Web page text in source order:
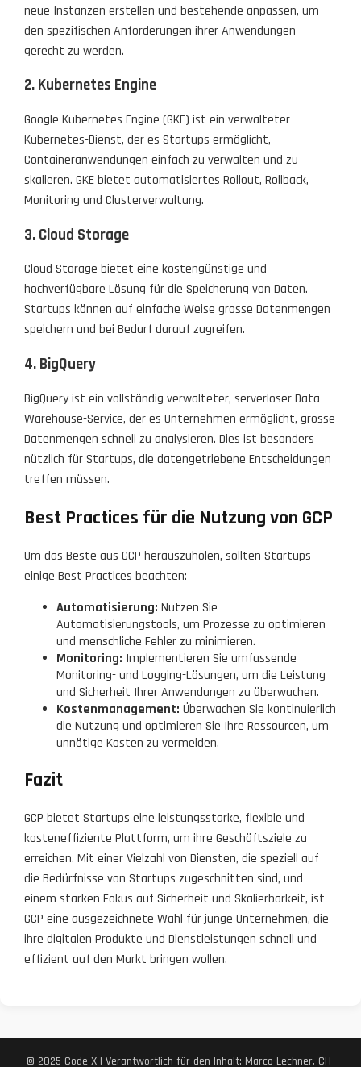
neue Instanzen erstellen und bestehende anpassen, um
den spezifischen Anforderungen ihrer Anwendungen
gerecht zu werden.
2. Kubernetes Engine
Google Kubernetes Engine (GKE) ist ein verwalteter
Kubernetes-Dienst, der es Startups ermöglicht,
Containeranwendungen einfach zu verwalten und zu
skalieren. GKE bietet automatisiertes Rollout, Rollback,
Monitoring und Clusterverwaltung.
3. Cloud Storage
Cloud Storage bietet eine kostengünstige und
hochverfügbare Lösung für die Speicherung von Daten.
Startups können auf einfache Weise grosse Datenmengen
speichern und bei Bedarf darauf zugreifen.
4. BigQuery
BigQuery ist ein vollständig verwalteter, serverloser Data
Warehouse-Service, der es Unternehmen ermöglicht, grosse
Datenmengen schnell zu analysieren. Dies ist besonders
nützlich für Startups, die datengetriebene Entscheidungen
treffen müssen.
Best Practices für die Nutzung von GCP
Um das Beste aus GCP herauszuholen, sollten Startups
einige Best Practices beachten:
Automatisierung: Nutzen Sie
Automatisierungstools, um Prozesse zu optimieren
und menschliche Fehler zu minimieren.
Monitoring: Implementieren Sie umfassende
Monitoring- und Logging-Lösungen, um die Leistung
und Sicherheit Ihrer Anwendungen zu überwachen.
Kostenmanagement: Überwachen Sie kontinuierlich
die Nutzung und optimieren Sie Ihre Ressourcen, um
unnötige Kosten zu vermeiden.
Fazit
GCP bietet Startups eine leistungsstarke, flexible und
kosteneffiziente Plattform, um ihre Geschäftsziele zu
erreichen. Mit einer Vielzahl von Diensten, die speziell auf
die Bedürfnisse von Startups zugeschnitten sind, und
einem starken Fokus auf Sicherheit und Skalierbarkeit, ist
GCP eine ausgezeichnete Wahl für junge Unternehmen, die
ihre digitalen Produkte und Dienstleistungen schnell und
effizient auf den Markt bringen wollen.
© 2025 Code-X | Verantwortlich für den Inhalt: Marco Lechner, CH-